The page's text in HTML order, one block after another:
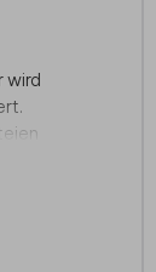
wird
des